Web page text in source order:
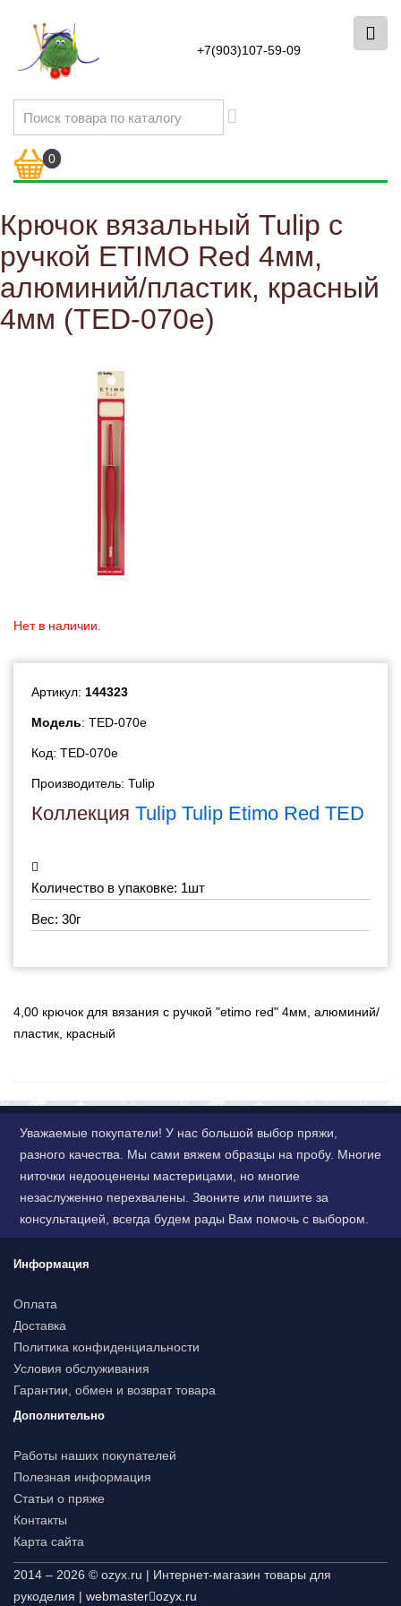
+7(903)107-59-09
0
Крючок вязальный Tulip с
ручкой ETIMO Red 4мм,
алюминий/пластик, красный
4мм (TED-070e)
Нет в наличии.
Артикул: 144323
Модель: TED-070e
Код: TED-070e
Производитель: Tulip
Коллекция Tulip Tulip Etimo Red TED
Количество в упаковке: 1шт
Вес: 30г
4,00 крючок для вязания с ручкой "etimo red" 4мм, алюминий/
пластик, красный
Уважаемые покупатели! У нас большой выбор пряжи,
разного качества. Мы сами вяжем образцы на пробу. Многие
ниточки недооценены мастерицами, но многие
незаслуженно перехвалены. Звоните или пишите за
консультацией, всегда будем рады Вам помочь с выбором.
Информация
Оплата
Доставка
Политика конфиденциальности
Условия обслуживания
Гарантии, обмен и возврат товара
Дополнительно
Работы наших покупателей
Полезная информация
Статьи о пряже
Контакты
Карта сайта
2014 – 2026 © ozyx.ru | Интернет-магазин товары для
рукоделия | webmaster ozyx.ru